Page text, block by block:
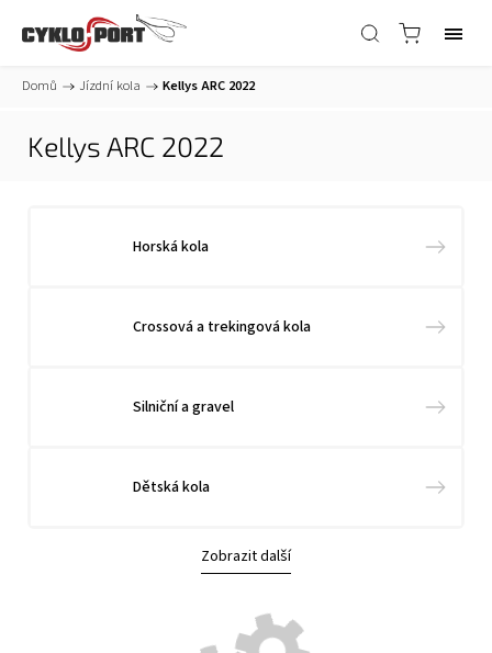
Domů / Jízdní kola / Kellys ARC 2022
Kellys ARC 2022
Horská kola
Crossová a trekingová kola
Silniční a gravel
Dětská kola
Zobrazit další